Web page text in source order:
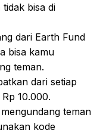
bisa di
dari Earth Fund
bisa kamu
teman.
dari setiap
10.000.
teman
kode